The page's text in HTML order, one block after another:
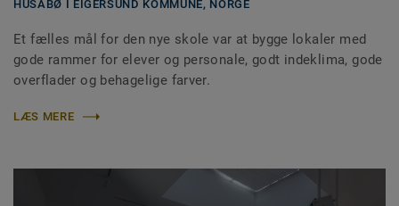
HUSABØ I EIGERSUND KOMMUNE, NORGE
Et fælles mål for den nye skole var at bygge lokaler med
gode rammer for elever og personale, godt indeklima, gode
overflader og behagelige farver.
LÆS MERE